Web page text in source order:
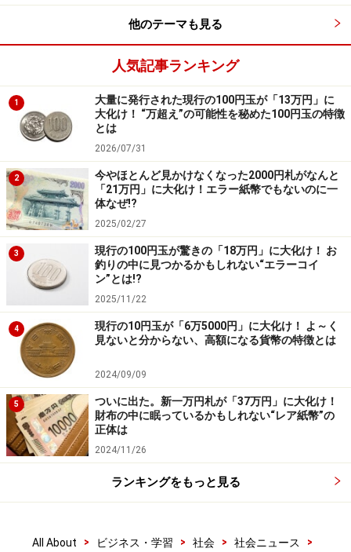
他のテーマも見る
人気記事ランキング
1
大量に発行された現行の100円玉が「13万円」に
大化け！ “万超え”の可能性を秘めた100円玉の特徴
とは
2026/07/31
2
今やほとんど見かけなくなった2000円札がなんと
「21万円」に大化け！エラー紙幣でもないのに一
体なぜ!?
2025/02/27
3
現行の100円玉が驚きの「18万円」に大化け！ お
釣りの中に見つかるかもしれない“エラーコイ
ン”とは!?
2025/11/22
4
現行の10円玉が「6万5000円」に大化け！ よ～く
見ないと分からない、高額になる貨幣の特徴とは
2024/09/09
5
ついに出た。新一万円札が「37万円」に大化け！
財布の中に眠っているかもしれない“レア紙幣”の
正体は
2024/11/26
ランキングをもっと見る
All About > ビジネス・学習 > 社会 > 社会ニュース
>